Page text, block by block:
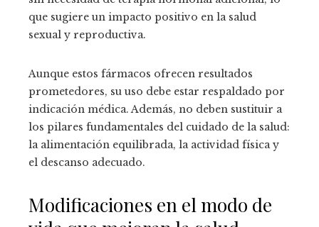
que sugiere un impacto positivo en la salud
sexual y reproductiva.
Aunque estos fármacos ofrecen resultados
prometedores, su uso debe estar respaldado por
indicación médica. Además, no deben sustituir a
los pilares fundamentales del cuidado de la salud:
la alimentación equilibrada, la actividad física y
el descanso adecuado.
Modificaciones en el modo de